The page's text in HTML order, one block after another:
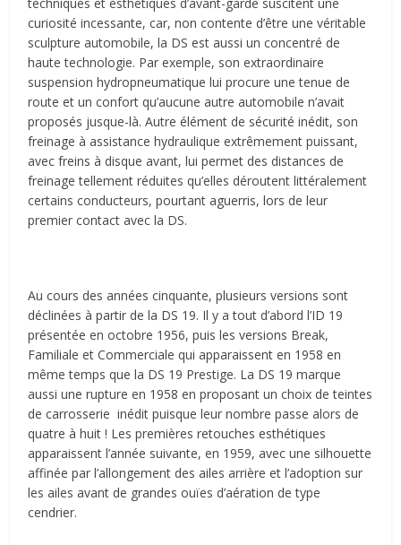
curiosité incessante, car, non contente d’être une véritable
sculpture automobile, la DS est aussi un concentré de
haute technologie. Par exemple, son extraordinaire
suspension hydropneumatique lui procure une tenue de
route et un confort qu’aucune autre automobile n’avait
proposés jusque-là. Autre élément de sécurité inédit, son
freinage à assistance hydraulique extrêmement puissant,
avec freins à disque avant, lui permet des distances de
freinage tellement réduites qu’elles déroutent littéralement
certains conducteurs, pourtant aguerris, lors de leur
premier contact avec la DS.
Au cours des années cinquante, plusieurs versions sont
déclinées à partir de la DS 19. Il y a tout d’abord l’ID 19
présentée en octobre 1956, puis les versions Break,
Familiale et Commerciale qui apparaissent en 1958 en
même temps que la DS 19 Prestige. La DS 19 marque
aussi une rupture en 1958 en proposant un choix de teintes
de carrosserie inédit puisque leur nombre passe alors de
quatre à huit ! Les premières retouches esthétiques
apparaissent l’année suivante, en 1959, avec une silhouette
affinée par l’allongement des ailes arrière et l’adoption sur
les ailes avant de grandes ouïes d’aération de type
cendrier.